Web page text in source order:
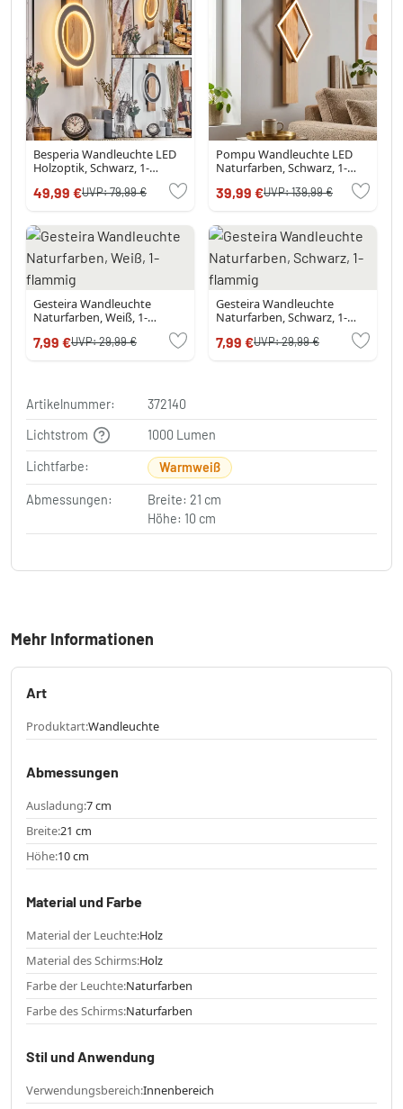
Besperia Wandleuchte LED
Holzoptik, Schwarz, 1-
49,99 €UVP:79,99 €
Pompu Wandleuchte LED
Naturfarben, Schwarz, 1-
39,99 €UVP:139,99 €
Gesteira Wandleuchte
Naturfarben, Weiß, 1-
7,99 €UVP:29,99 €
Gesteira Wandleuchte
Naturfarben, Schwarz, 1-
7,99 €UVP:29,99 €
Artikelnummer:
372140
Lichtstrom
1000 Lumen
Lichtfarbe: Warmweiß
Abmessungen:
Breite: 21 cm
Höhe: 10 cm
Mehr Informationen
Art
Produktart:Wandleuchte
Abmessungen
Ausladung:7 cm
Breite:21 cm
Höhe:10 cm
Material und Farbe
Material der Leuchte:Holz
Material des Schirms:Holz
Farbe der Leuchte:Naturfarben
Farbe des Schirms:Naturfarben
Stil und Anwendung
Verwendungsbereich:Innenbereich